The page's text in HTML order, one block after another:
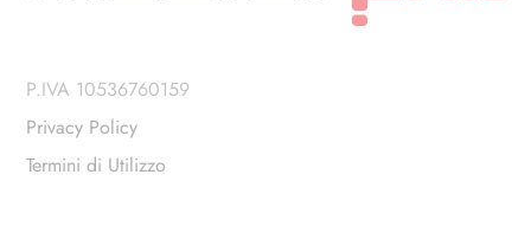
P.IVA 10536760159
Privacy Policy
Termini di Utilizzo